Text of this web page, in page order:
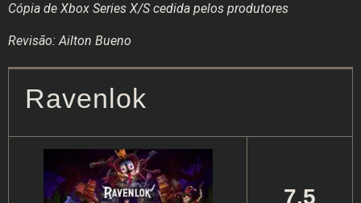
Cópia de Xbox Series X/S cedida pelos produtores
Revisão: Ailton Bueno
Ravenlok
7.5